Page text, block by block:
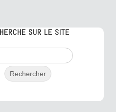
SUR LE SITE